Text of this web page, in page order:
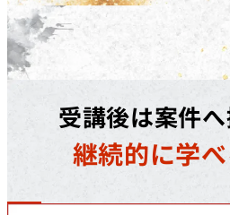
受講後は案件へ
継続的に学